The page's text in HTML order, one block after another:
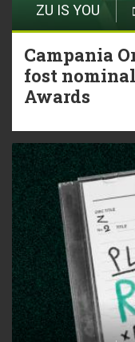
ZU IS YOU
Campania
fost
Awards